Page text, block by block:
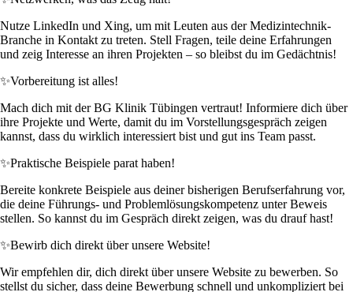
Nutze LinkedIn und Xing, um mit Leuten aus der Medizintechnik-
Branche in Kontakt zu treten. Stell Fragen, teile deine Erfahrungen
und zeig Interesse an ihren Projekten – so bleibst du im Gedächtnis!
✨Vorbereitung ist alles!
Mach dich mit der BG Klinik Tübingen vertraut! Informiere dich über
ihre Projekte und Werte, damit du im Vorstellungsgespräch zeigen
kannst, dass du wirklich interessiert bist und gut ins Team passt.
✨Praktische Beispiele parat haben!
Bereite konkrete Beispiele aus deiner bisherigen Berufserfahrung vor,
die deine Führungs- und Problemlösungskompetenz unter Beweis
stellen. So kannst du im Gespräch direkt zeigen, was du drauf hast!
✨Bewirb dich direkt über unsere Website!
Wir empfehlen dir, dich direkt über unsere Website zu bewerben. So
stellst du sicher, dass deine Bewerbung schnell und unkompliziert bei